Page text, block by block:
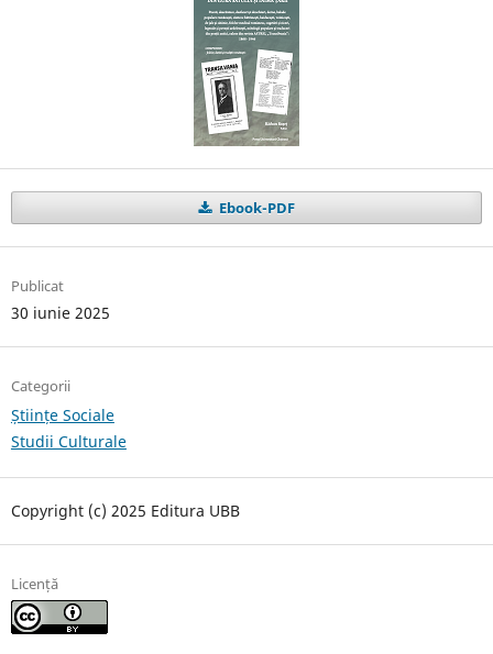
Ebook-PDF
Publicat
30 iunie 2025
Categorii
Științe Sociale
Studii Culturale
Copyright (c) 2025 Editura UBB
Licență